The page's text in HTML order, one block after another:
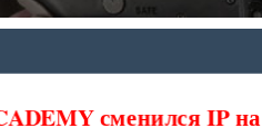
сменился IP на